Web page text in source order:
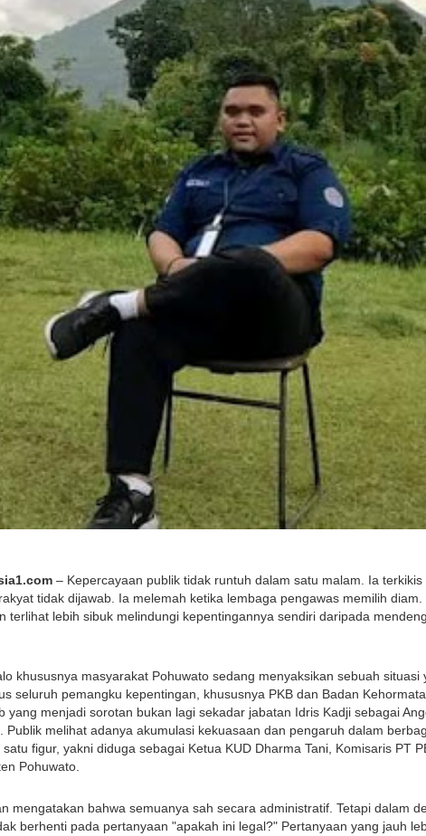
– Kepercayaan publik tidak runtuh dalam satu malam. Ia terkikis
tidak dijawab. Ia melemah ketika lembaga pengawas memilih diam.
terlihat lebih sibuk melindungi kepentingannya sendiri daripada
khususnya masyarakat Pohuwato sedang menyaksikan sebuah situasi
seluruh pemangku kepentingan, khususnya PKB dan Badan
yang menjadi sorotan bukan lagi sekadar jabatan Idris Kadji sebagai
Publik melihat adanya akumulasi kekuasaan dan pengaruh dalam
figur, yakni diduga sebagai Ketua KUD Dharma Tani, Komisaris PT
Pohuwato.
mengatakan bahwa semuanya sah secara administratif. Tetapi dalam
berhenti pada pertanyaan "apakah ini legal?" Pertanyaan yang jauh